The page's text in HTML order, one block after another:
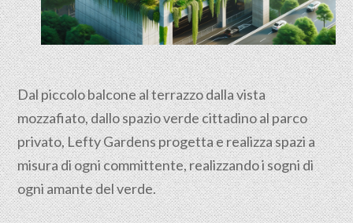
Dal piccolo balcone al terrazzo dalla vista
mozzafiato, dallo spazio verde cittadino al parco
privato, Lefty Gardens progetta e realizza spazi a
misura di ogni committente, realizzando i sogni di
ogni amante del verde.